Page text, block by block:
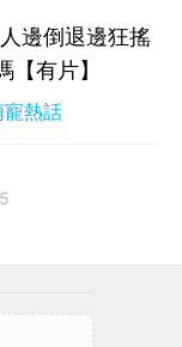
邊倒退邊狂搖
有片】
寵熱話